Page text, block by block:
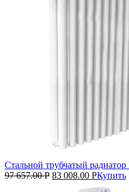
Стальной трубчатый
97 657.00Р 83 008.00 РКупить